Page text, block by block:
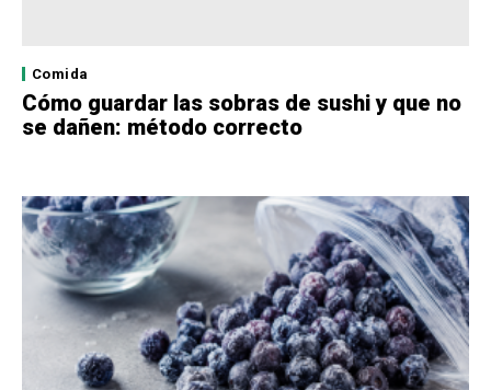
Comida
Cómo guardar las sobras de sushi y que no
se dañen: método correcto